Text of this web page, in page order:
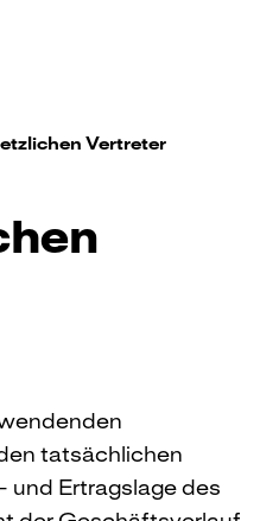
Vertreter
tatsächlichen
und Ertragslage des